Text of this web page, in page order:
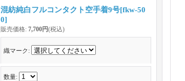
混紡純白フルコンタクト空手着9号[fkw-50
0]
販売価格: 7,700円(税込)
織マーク :
数量: